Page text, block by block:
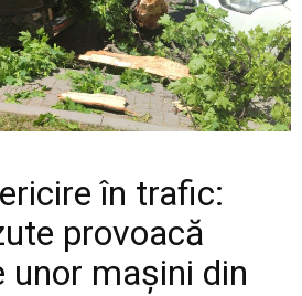
în trafic:
provoacă
unor mașini din